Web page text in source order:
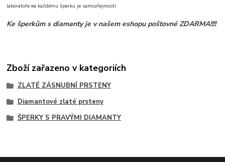
laboratoře ke každému šperku je samozřejmostí.
Ke šperkům s diamanty je v našem eshopu poštovné ZDARMA!!!!
Zboží zařazeno v kategoriích
ZLATÉ ZÁSNUBNÍ PRSTENY
Diamantové zlaté prsteny
ŠPERKY S PRAVÝMI DIAMANTY